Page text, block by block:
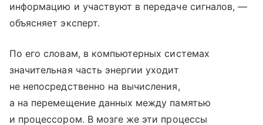
информацию и участвуют в передаче сигналов, —
объясняет эксперт.
По его словам, в компьютерных системах
значительная часть энергии уходит
не непосредственно на вычисления,
а на перемещение данных между памятью
и процессором. В мозге же эти процессы